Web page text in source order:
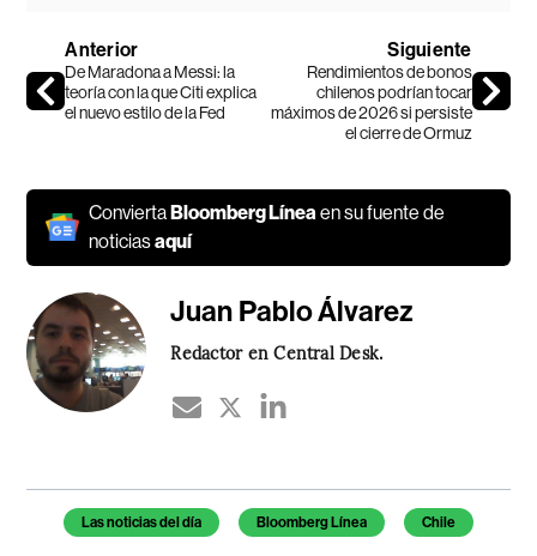
Anterior
De Maradona a Messi: la
teoría con la que Citi explica
el nuevo estilo de la Fed
Siguiente
Rendimientos de bonos
chilenos podrían tocar
máximos de 2026 si persiste
el cierre de Ormuz
ConviertaBloomberg Línea en su fuente de
noticiasaquí
Juan Pablo Álvarez
Redactor en Central Desk.
Temas de este artículo
Las noticias del día Bloomberg Línea Chile